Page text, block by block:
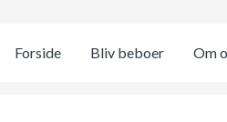
Forside Bliv beboer Om